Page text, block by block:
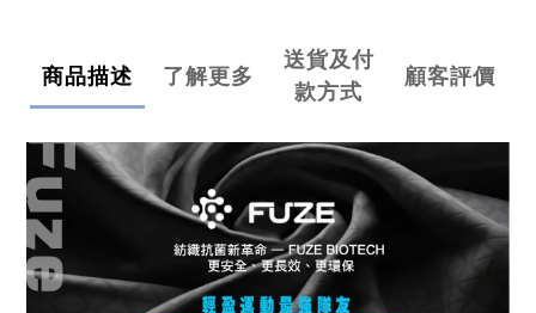
商品描述 了解更多
送貨及付
款方式
顧客評價